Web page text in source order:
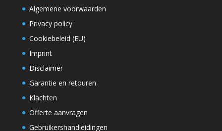
Algemene voorwaarden
Privacy policy
Cookiebeleid (EU)
Imprint
Disclaimer
Garantie en retouren
Klachten
Offerte aanvragen
Gebruikershandleidingen